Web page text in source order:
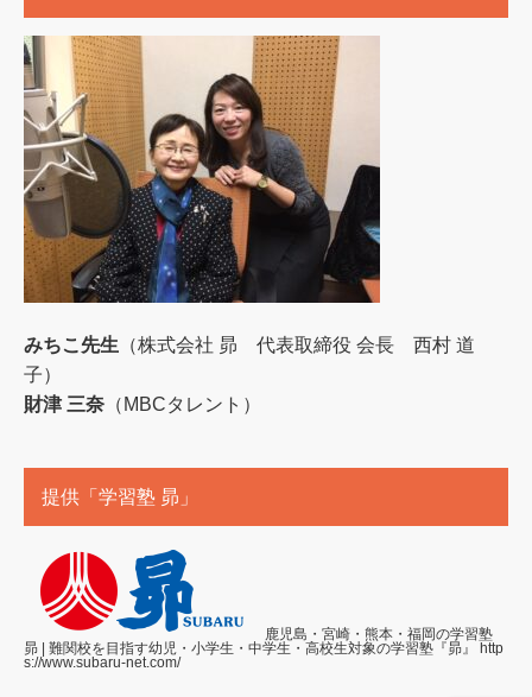
みちこ先生 （株式会社 昴 代表取締役 会長 西村 道
子）
財津 三奈 （MBCタレント）
提供「学習塾 昴」
鹿児島・宮崎・熊本・福岡の学習塾
昴 | 難関校を目指す幼児・小学生・中学生・高校生対象の学習塾『昴』
http
s://www.subaru-net.com/